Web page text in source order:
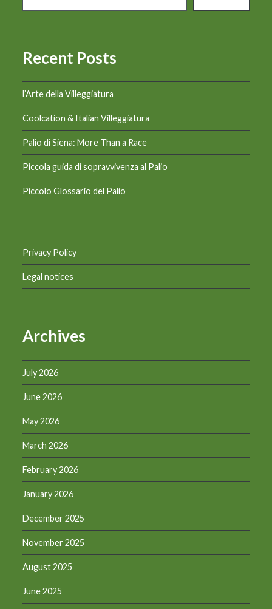
Recent Posts
l’Arte della Villeggiatura
Coolcation & Italian Villeggiatura
Palio di Siena: More Than a Race
Piccola guida di sopravvivenza al Palio
Piccolo Glossario del Palio
Privacy Policy
Legal notices
Archives
July 2026
June 2026
May 2026
March 2026
February 2026
January 2026
December 2025
November 2025
August 2025
June 2025